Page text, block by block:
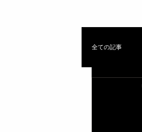
全ての記事